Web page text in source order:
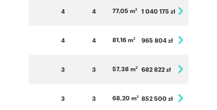
4 4 77,05 m2 1 040 175 zł
4 4 81,16 m2 965 804 zł
3 3 57,38 m2 682 822 zł
3 3 68,20 m2 852 500 zł